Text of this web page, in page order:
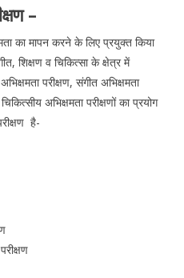
–
का मापन करने के लिए प्रयुक्त किया
शिक्षण व चिकित्सा के क्षेत्र में
परीक्षण, संगीत अभिक्षमता
अभिक्षमता परीक्षणों का प्रयोग
है-